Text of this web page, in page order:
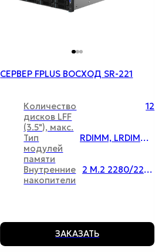
СЕРВЕР FPLUS ВОСХОД SR-221
Количество
дисков LFF
(3.5"), макс.
12
Тип
модулей
памяти
RDIMM, LRDIMM, 3DS-DIMM, ECC REG;
Внутренние
накопители
2 M.2 2280/22110
ЗАКАЗАТЬ